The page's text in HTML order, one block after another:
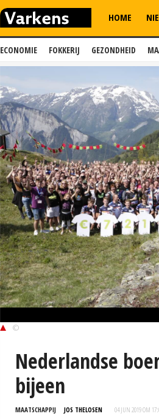
ECONOMIE FOKKERIJ GEZONDHEID
HOME
©
Nederlandse
bijeen
MAATSCHAPPIJ JOS THELOSEN 04 JUN 2019 OM